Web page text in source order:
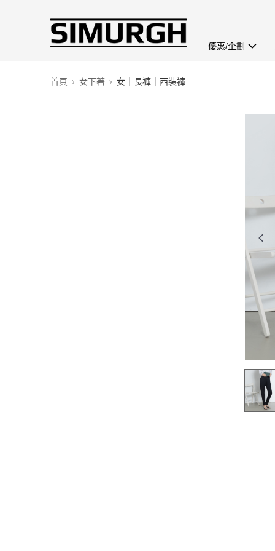
優惠/企劃
首頁 女下著 女｜長褲｜西裝褲